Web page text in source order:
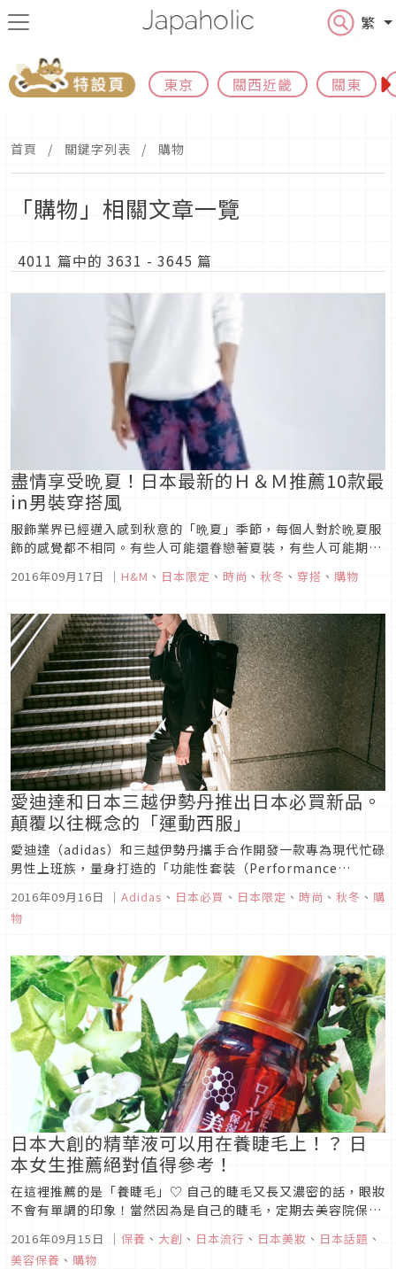
繁
東京 關西近畿 關東
首頁 關鍵字列表 購物
「購物」相關文章一覽
4011 篇中的 3631 - 3645 篇
盡情享受晩夏！日本最新的Ｈ＆Ｍ推薦10款最
in男裝穿搭風
服飾業界已經邁入感到秋意的「晩夏」季節，每個人對於晩夏服
飾的感覺都不相同。有些人可能還眷戀著夏裝，有些人可能期待
據自己的生活形態，選擇最適合的穿搭服飾，現在就是如此快樂
2016年09月17日 ｜ H&M 、 日本限定 、 時尚 、 秋冬 、 穿搭 、 購物
愛迪達和日本三越伊勢丹推出日本必買新品。
顛覆以往概念的「運動西服」
愛迪達（adidas）和三越伊勢丹攜手合作開發一款專為現代忙碌
男性上班族，量身打造的「功能性套裝（Performance
2016年09月16日 ｜ Adidas 、 日本必買 、 日本限定 、 時尚 、 秋冬 、 購
物
日本大創的精華液可以用在養睫毛上！？ 日
本女生推薦絕對值得參考！
在這裡推薦的是「養睫毛」♡ 自己的睫毛又長又濃密的話，眼妝
不會有單調的印象！當然因為是自己的睫毛，定期去美容院保養
2016年09月15日 ｜ 保養 、 大創 、 日本流行 、 日本美妝 、 日本話題 、
美容保養 、 購物